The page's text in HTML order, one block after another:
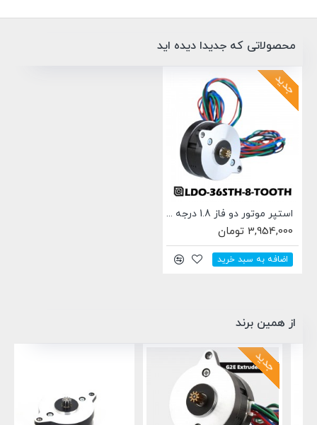
محصولاتی که جدیدا دیده اید
جدید
استپر موتور دو فاز 1.8 درجه LDO-36STH20-1004AHG(8T)
3,954,000 تومان
اضافه به سبد خرید
از همین برند
جدید